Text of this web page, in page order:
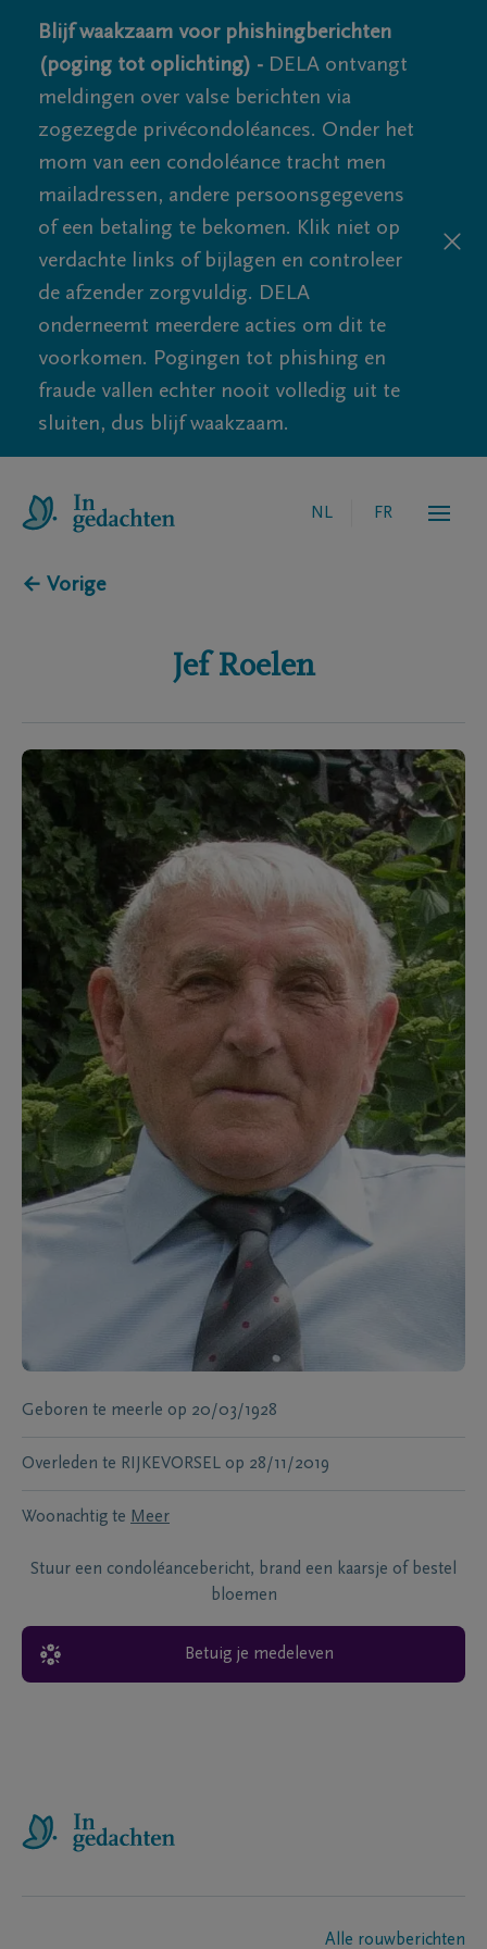
Blijf waakzaam voor phishingberichten
(poging tot oplichting) - DELA ontvangt
meldingen over valse berichten via
zogezegde privécondoléances. Onder het
mom van een condoléance tracht men
mailadressen, andere persoonsgegevens
of een betaling te bekomen. Klik niet op
verdachte links of bijlagen en controleer
de afzender zorgvuldig. DELA
onderneemt meerdere acties om dit te
voorkomen. Pogingen tot phishing en
fraude vallen echter nooit volledig uit te
sluiten, dus blijf waakzaam.
NL FR
← Vorige
Jef Roelen
Geboren te meerle op 20/03/1928
Overleden te RIJKEVORSEL op 28/11/2019
Woonachtig te Meer
Stuur een condoléancebericht, brand een kaarsje of bestel
bloemen
Betuig je medeleven
Alle rouwberichten